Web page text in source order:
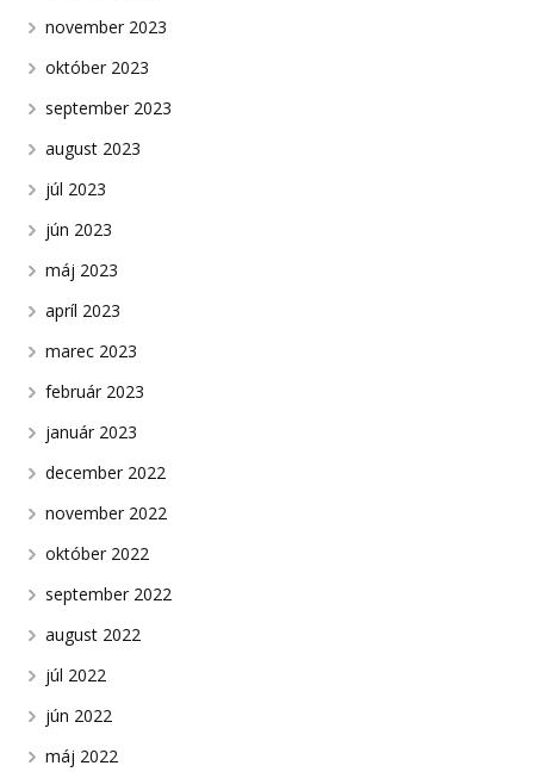
november 2023
október 2023
september 2023
august 2023
júl 2023
jún 2023
máj 2023
apríl 2023
marec 2023
február 2023
január 2023
december 2022
november 2022
október 2022
september 2022
august 2022
júl 2022
jún 2022
máj 2022